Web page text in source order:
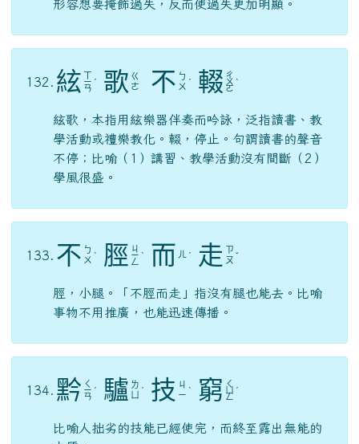
形容想要掩飾過失，反而使過失更加明顯。
132. 絃 ㄒ
ㄧ
ㄢ 歌 ㄍ
ㄜ
不 ㄅ
ㄨ
輟 ㄔ
ㄨ
ㄛ
絃歌，本指用絃樂器伴奏而吟詠，泛指讀書、教
學活動或禮樂教化。輟，停止。句謂讀書的聲音
不停；比喻（1）講習、教學活動沒有間斷（2）
學風很盛。
133. 不 ㄅ
ㄨ
脛 ㄐ
ㄧ
ㄥ 而 ㄦ 走 ㄗ
ㄡ
脛，小腿。「不脛而走」指沒有腿也能去。比喻
事物不用推廣，也能迅速傳播。
134. 黔 ㄑ
ㄧ
ㄢ 驢 ㄌ
ㄩ
技 ㄐ
窮 ㄑ
ㄩ
ㄥ
比喻人拙劣的技能已經使完，而終至露出無能的